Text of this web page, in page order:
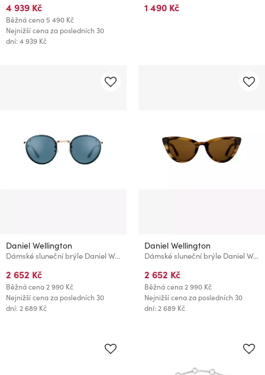
4 939 Kč
Běžná cena5 490 Kč
Nejnižší cena za posledních 30
dní: 4 939 Kč
1 490 Kč
Daniel Wellington
Dámské sluneční brýle Daniel Wellington DW01100047
2 652 Kč
Běžná cena2 990 Kč
Nejnižší cena za posledních 30
dní: 2 689 Kč
Daniel Wellington
Dámské sluneční brýle Daniel Wellington DW00900031
2 652 Kč
Běžná cena2 990 Kč
Nejnižší cena za posledních 30
dní: 2 689 Kč